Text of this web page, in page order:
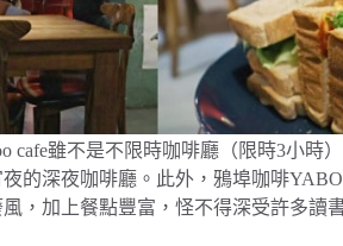
cafe雖不是不限時咖啡廳（限時3小時
的深夜咖啡廳。此外，鴉埠咖啡
，加上餐點豐富，怪不得深受許多讀